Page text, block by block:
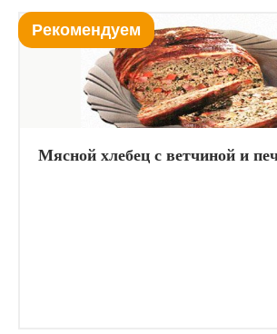
Рекомендуем
Мясной хлебец с ветчиной и